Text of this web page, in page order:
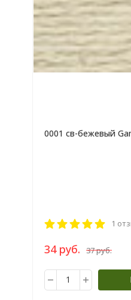
0001 св-бежевый
1
34 руб. 37 руб.